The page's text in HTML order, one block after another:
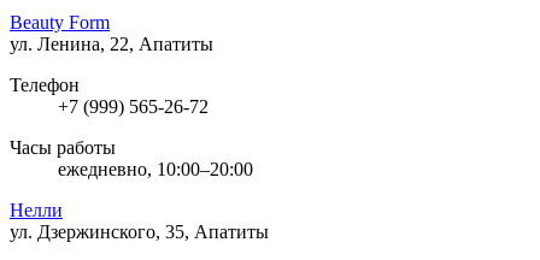
Beauty Form
ул. Ленина, 22, Апатиты
Телефон
+7 (999) 565-26-72
Часы работы
ежедневно, 10:00–20:00
Нелли
ул. Дзержинского, 35, Апатиты